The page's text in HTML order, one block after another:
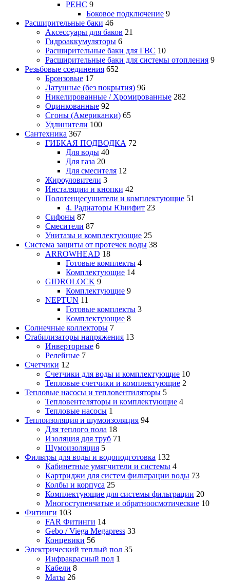
РЕНС 9
Боковое подключение 9
Расширительные баки 46
Аксессуары для баков 21
Гидроаккумуляторы 6
Расширительные баки для ГВС 10
Расширительные баки для системы отопления 9
Резьбовые соединения 652
Бронзовые 17
Латунные (без покрытия) 96
Никелированные / Хромированные 282
Оцинкованные 92
Сгоны (Американки) 65
Удлинители 100
Сантехника 367
ГИБКАЯ ПОДВОДКА 72
Для воды 40
Для газа 20
Для смесителя 12
Жироуловители 3
Инсталяции и кнопки 42
Полотенцесушители и комплектующие 51
4. Радиаторы Юнифит 23
Сифоны 87
Смесители 87
Унитазы и комплектующие 25
Система защиты от протечек воды 38
ARROWHEAD 18
Готовые комплекты 4
Комплектующие 14
GIDROLOCK 9
Комплектующие 9
NEPTUN 11
Готовые комплекты 3
Комплектующие 8
Солнечные коллекторы 7
Стабилизаторы напряжения 13
Инверторные 6
Релейные 7
Счетчики 12
Счетчики для воды и комплектующие 10
Тепловые счетчики и комплектующие 2
Тепловые насосы и тепловентиляторы 5
Тепловентеляторы и комплектующие 4
Тепловые насосы 1
Теплоизоляция и шумоизоляция 94
Для теплого пола 18
Изоляция для труб 71
Шумоизоляция 5
Фильтры для воды и водоподготовка 132
Кабинетные умягчители и системы 4
Картриджи для систем фильтрации воды 73
Колбы и корпуса 25
Комплектующие для системы фильтрации 20
Многоступенчатые и обратноосмотические 10
Фитинги 103
FAR Фитинги 14
Gebo / Viega Megapress 33
Концевики 56
Электрический теплый пол 35
Инфракрасный пол 1
Кабели 8
Маты 26